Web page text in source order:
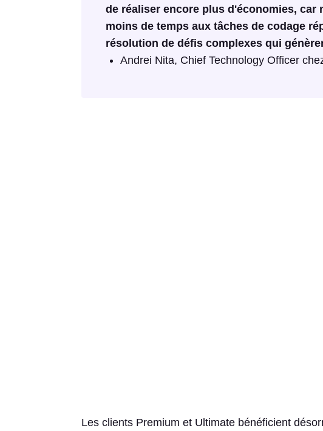
de réaliser encore plus d'économies,
moins de temps aux tâches de codage
résolution de défis complexes qui
Andrei Nita, Chief Technology Officer
Les clients Premium et Ultimate bénéficient